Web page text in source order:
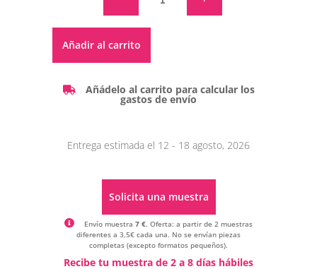
Añadir al carrito
Añádelo al carrito para calcular los
gastos de envío
Entrega estimada el 12 - 18 agosto, 2026
Solicita una muestra
Envío muestra 7 €. Oferta: a partir de 2 muestras
diferentes a 3,5€ cada una. No se envían piezas
completas (excepto formatos pequeños).
Alternative:
Recibe tu muestra de 2 a 8 días hábiles